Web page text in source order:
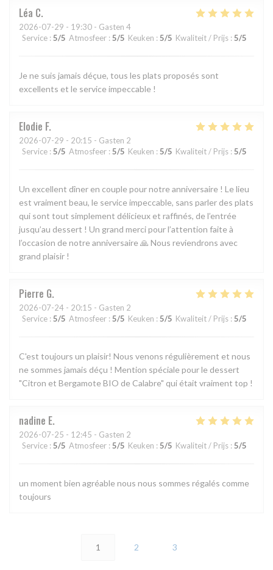
Léa C
2026-07-29 - 19:30 - Gasten 4
Service : 5/5 Atmosfeer : 5/5 Keuken : 5/5 Kwaliteit / Prijs : 5/5
Je ne suis jamais déçue, tous les plats proposés sont
excellents et le service impeccable !
Elodie F
2026-07-29 - 20:15 - Gasten 2
Service : 5/5 Atmosfeer : 5/5 Keuken : 5/5 Kwaliteit / Prijs : 5/5
Un excellent dîner en couple pour notre anniversaire ! Le lieu
est vraiment beau, le service impeccable, sans parler des plats
qui sont tout simplement délicieux et raffinés, de l’entrée
jusqu’au dessert ! Un grand merci pour l’attention faite à
l’occasion de notre anniversaire 🙏 Nous reviendrons avec
grand plaisir !
Pierre G
2026-07-24 - 20:15 - Gasten 2
Service : 5/5 Atmosfeer : 5/5 Keuken : 5/5 Kwaliteit / Prijs : 5/5
C'est toujours un plaisir! Nous venons régulièrement et nous
ne sommes jamais déçu ! Mention spéciale pour le dessert
"Citron et Bergamote BIO de Calabre" qui était vraiment top !
nadine E
2026-07-25 - 12:45 - Gasten 2
Service : 5/5 Atmosfeer : 5/5 Keuken : 5/5 Kwaliteit / Prijs : 5/5
un moment bien agréable nous nous sommes régalés comme
toujours
1 2 3